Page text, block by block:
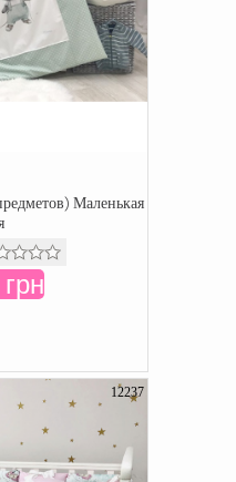
Маленькая
12237